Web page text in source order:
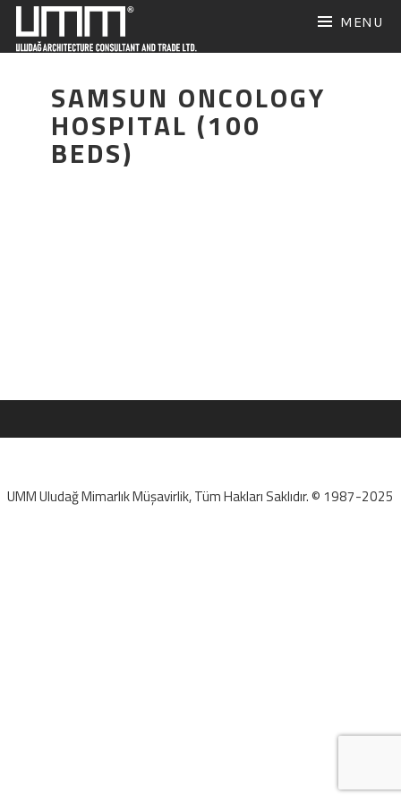
Skip
content
MENU
SAMSUN ONCOLOGY
HOSPITAL (100
BEDS)
UMM Uludağ Mimarlık Müşavirlik, Tüm Hakları Saklıdır. © 1987-2025